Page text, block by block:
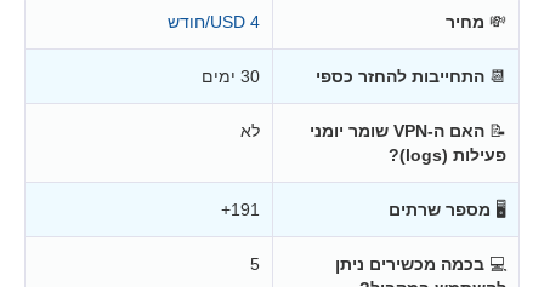
💸 מחיר 4 USD/חודש
📆 התחייבות להחזר כספי 30 ימים
📝
האם ה-VPN שומר יומני
פעילות (logs)?
לא
🖥 מספר שרתים 191+
💻 בכמה מכשירים ניתן
5